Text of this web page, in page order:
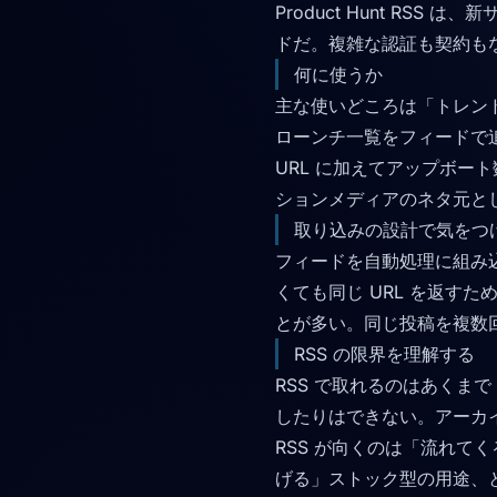
Product Hunt RSS は、新
ドだ。複雑な認証も契約
何に使うか
主な使いどころは「トレ
ローンチ一覧をフィード
URL に加えてアップボー
ションメディアのネタ元と
取り込みの設計で気をつ
フィードを自動処理に組
くても同じ URL を返すた
とが多い。同じ投稿を複
RSS の限界を理解する
RSS で取れるのはあくま
したりはできない。アー
RSS が向くのは「流れて
げる」ストック型の用途